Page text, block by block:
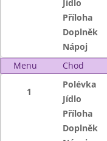
Jídlo
Příloha
Doplněk
Nápoj
Menu
Chod
1
Polévka
Jídlo
Příloha
Doplněk